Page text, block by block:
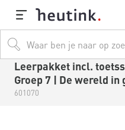
Leerpakket incl.
Groep 7 | De wereld
601070